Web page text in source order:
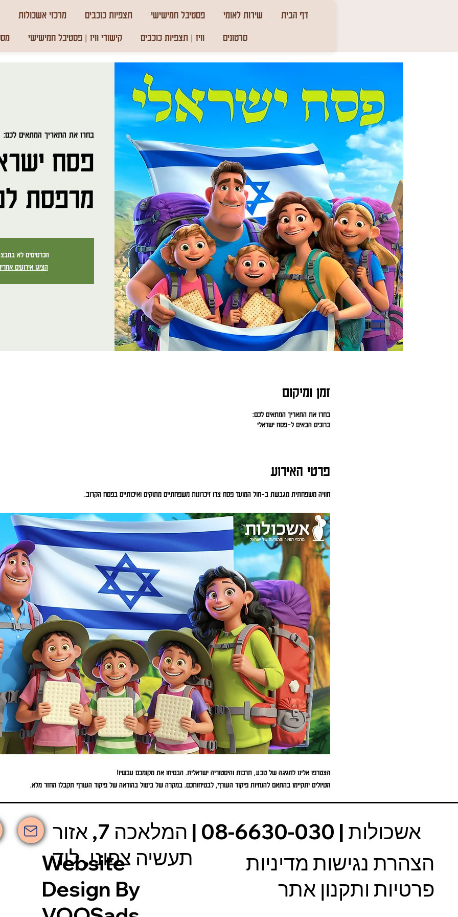
דף הבית שירות לאומי פסטיבל חמישישי תצפיות כוכבים
מרכזי אשכולות
סרטונים
וויז | תצפיות כוכבים קישורי וויז | פסטיבל חמישישי
בחרו את התאריך המתאים לכם:
פסח
מרפסת
הכרטיסים לא
הציגו אירועים
זמן ומיקום
בחרו את התאריך המתאים לכם:
ברוכים הבאים ל-פסח ישראלי
פרטי האירוע
חוויה משפחתית מגבשת ב-חול המועד פסח צרו זיכרונות משפחתיים מתוקים ואיכותיים בפסח הקרוב.
הצטרפו אלינו לחגיגה של טבע, תרבות והיסטוריה ישראלית. הבטיחו את מקומכם עכשיו!
הטיולים יתקיימו בהתאם להנחיות פיקוד העורף, לבטיחותכם. במקרה של ביטול בהוראה של פיקוד העורף תקבלו החזר מלא.
אשכולות | 08-6630-030 | המלאכה 7, אזור
תעשיה צפוני, לוד
Website
Design By
הצהרת נגישות מדיניות
פרטיות ותקנון אתר